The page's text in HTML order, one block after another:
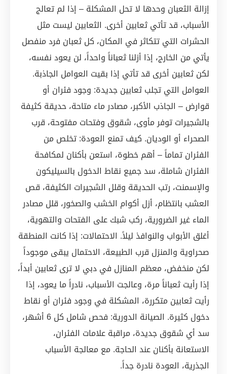
إزالة الثعبان وحدها لا تحل المشكلة – إذا لم تعالج
الأسباب، قد تأتي ثعابين أخرى. الثعابين ليست مثل
الحشرات التي تتكاثر في المكان، كل ثعبان فرد منفصل
يأتي من الخارج، إذا أزلنا ثعباناً واحداً، لن يعود نفسه،
لكن ثعابين أخرى قد تأتي إذا بقيت العوامل الجاذبة.
العوامل التي تجلب ثعابين جديدة: وجود فئران أو
قوارض – الجاذب الأكبر، مصادر ماء متاحة، حديقة كثيفة
بالشجيرات توفر مأوى، شقوق وفتحات مفتوحة، قرب
الصحراء أو الوديان. كيف تمنع العودة: تخلص من
الفئران تماماً – أهم خطوة، استعن بأكنان لمكافحة
الفئران شاملة، سد جميع نقاط الدخول بالسيليكون
والإسمنت، رتب الحديقة وقلل الشجيرات الكثيفة، قص
العشب بانتظام، أزل أكوام الخشب والصخور، قلل مصادر
الماء غير الضرورية، ركب شبك على الفتحات والتهوية،
أغلق الأبواب والنوافذ ليلاً. الاحتمالات: إذا كانت المنطقة
صحراوية والمنزل قرب الطبيعة، الاحتمال يبقى موجوداً
لكن منخفض، معظم المنازل في دبي لا ترى ثعابين أبداً،
إذا رأيت ثعباناً مرة، وعالجت الأسباب، نادراً ما يعود، إذا
رأيت ثعابين متكررة، المشكلة في وجود فئران أو نقاط
دخول كثيرة. الصيانة الدورية: فحص شامل كل 6 أشهر،
سد أي شقوق جديدة، مراقبة علامات الفئران،
الاستعانة بأكنان عند الحاجة. مع معالجة الأسباب
الجذرية، العودة نادرة جداً.